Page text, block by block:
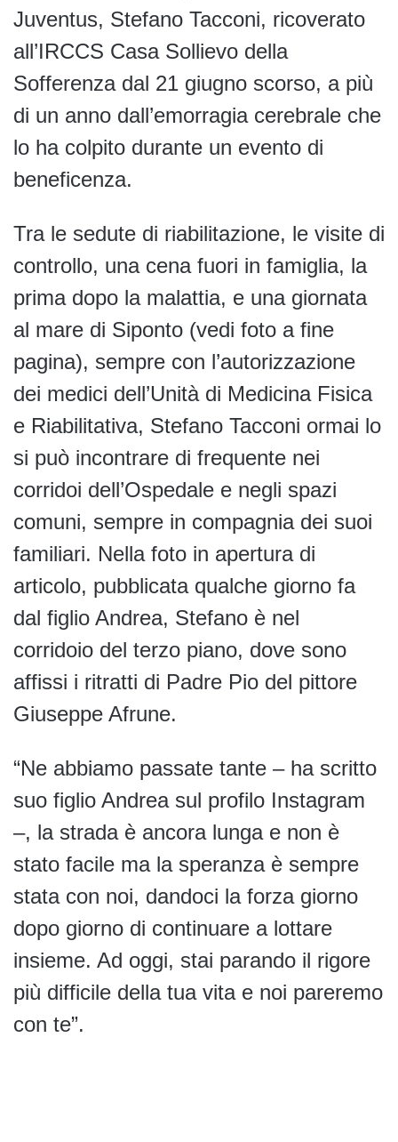
Juventus, Stefano Tacconi, ricoverato
all’IRCCS Casa Sollievo della
Sofferenza dal 21 giugno scorso, a più
di un anno dall’emorragia cerebrale che
lo ha colpito durante un evento di
beneficenza.
Tra le sedute di riabilitazione, le visite di
controllo, una cena fuori in famiglia, la
prima dopo la malattia, e una giornata
al mare di Siponto (vedi foto a fine
pagina), sempre con l’autorizzazione
dei medici dell’Unità di Medicina Fisica
e Riabilitativa, Stefano Tacconi ormai lo
si può incontrare di frequente nei
corridoi dell’Ospedale e negli spazi
comuni, sempre in compagnia dei suoi
familiari. Nella foto in apertura di
articolo, pubblicata qualche giorno fa
dal figlio Andrea, Stefano è nel
corridoio del terzo piano, dove sono
affissi i ritratti di Padre Pio del pittore
Giuseppe Afrune.
“Ne abbiamo passate tante – ha scritto
suo figlio Andrea sul profilo Instagram
–, la strada è ancora lunga e non è
stato facile ma la speranza è sempre
stata con noi, dandoci la forza giorno
dopo giorno di continuare a lottare
insieme. Ad oggi, stai parando il rigore
più difficile della tua vita e noi pareremo
con te”.